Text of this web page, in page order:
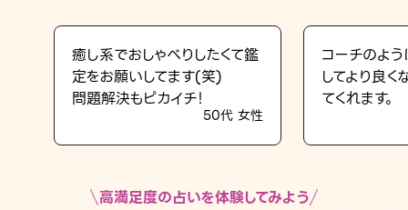
占い記事
LINE占いを開く
※LINEアプリ内のサービスページへ遷移します
癒し系でおしゃべりしたくて鑑
定をお願いしてます(笑)
問題解決もピカイチ！
50代 女性
コーチのよ
してより良
てくれます。
高満足度の占いを体験してみよう